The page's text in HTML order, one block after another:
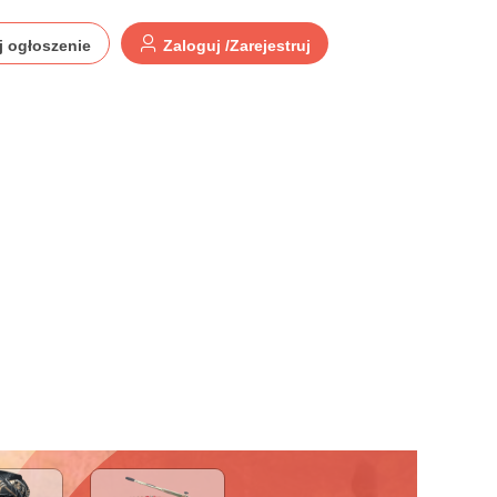
Zaloguj /Zarejestruj
ogłoszenie